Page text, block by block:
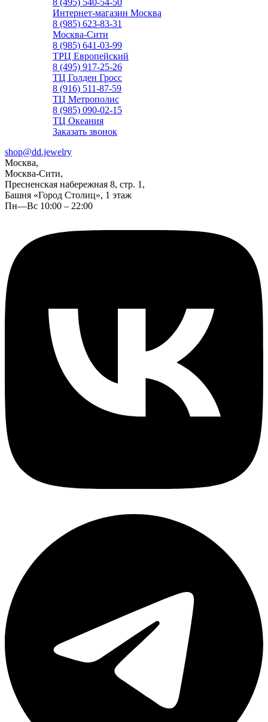
8 (495) 540-54-50
Интернет-магазин Москва
8 (985) 623-83-31
Москва-Сити
8 (985) 641-03-99
ТРЦ Европейский
8 (495) 917-25-26
ТЦ Голден Гросс
8 (916) 511-87-59
ТЦ Метрополис
8 (985) 090-02-15
ТЦ Океания
Заказать звонок
shop@dd.jewelry
Москва,
Москва-Сити,
Пресненская набережная 8, стр. 1,
Башня «Город Столиц», 1 этаж
Пн—Вс 10:00 – 22:00